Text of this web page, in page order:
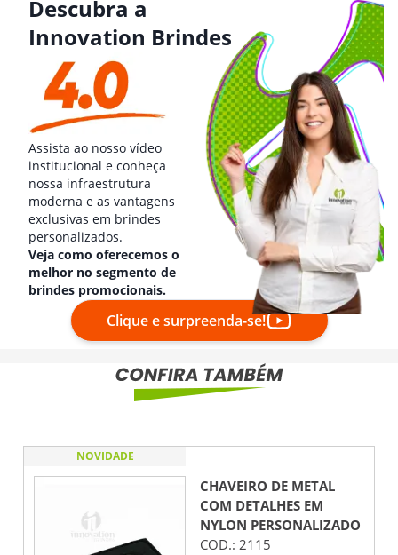
Descubra a
Innovation Brindes
Assista ao nosso vídeo
institucional e conheça
nossa infraestrutura
moderna e as vantagens
exclusivas em brindes
personalizados.
Veja como oferecemos o
melhor no segmento de
brindes promocionais.
Clique e surpreenda-se!
NOVIDADE
CHAVEIRO DE METAL
COM DETALHES EM
NYLON PERSONALIZADO
COD.: 2115